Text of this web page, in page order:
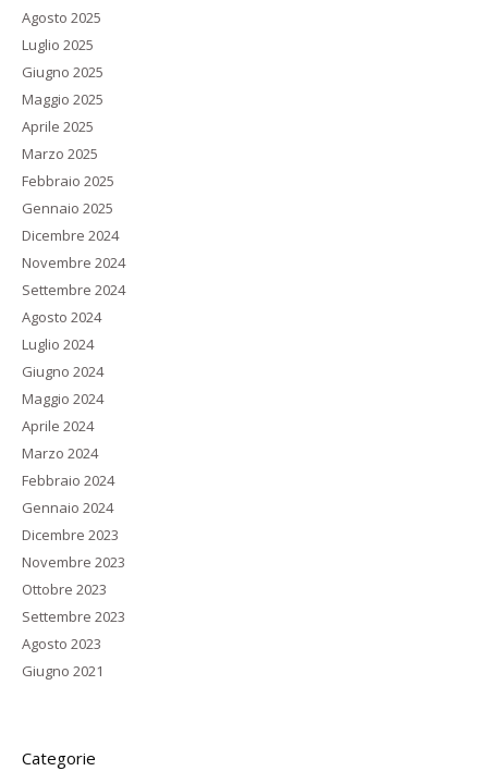
Agosto 2025
Luglio 2025
Giugno 2025
Maggio 2025
Aprile 2025
Marzo 2025
Febbraio 2025
Gennaio 2025
Dicembre 2024
Novembre 2024
Settembre 2024
Agosto 2024
Luglio 2024
Giugno 2024
Maggio 2024
Aprile 2024
Marzo 2024
Febbraio 2024
Gennaio 2024
Dicembre 2023
Novembre 2023
Ottobre 2023
Settembre 2023
Agosto 2023
Giugno 2021
Categorie